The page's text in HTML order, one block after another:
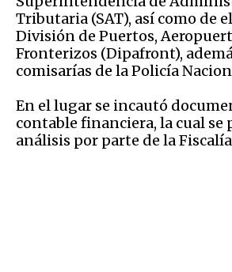
Tributaria (SAT), así como de
División de Puertos,
Fronterizos (Dipafront),
comisarías de la Policía
En el lugar se incautó
contable financiera, la cual se
análisis por parte de la